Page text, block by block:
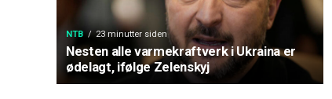
NTB 23 minutter siden
Nesten alle varmekraftverk i Ukraina er
ødelagt, ifølge Zelenskyj